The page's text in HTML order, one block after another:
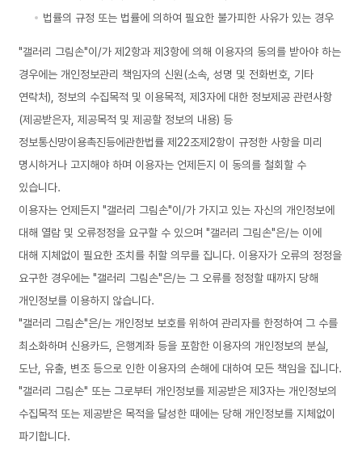
법률의 규정 또는 법률에 의하여 필요한 불가피한 사유가 있는 경우
"갤러리 그림손"이/가 제2항과 제3항에 의해 이용자의 동의를 받아야 하는
경우에는 개인정보관리 책임자의 신원(소속, 성명 및 전화번호, 기타
연락처), 정보의 수집목적 및 이용목적, 제3자에 대한 정보제공 관련사항
(제공받은자, 제공목적 및 제공할 정보의 내용) 등
정보통신망이용촉진등에관한법률 제22조제2항이 규정한 사항을 미리
명시하거나 고지해야 하며 이용자는 언제든지 이 동의를 철회할 수
있습니다.
이용자는 언제든지 "갤러리 그림손"이/가 가지고 있는 자신의 개인정보에
대해 열람 및 오류정정을 요구할 수 있으며 "갤러리 그림손"은/는 이에
대해 지체없이 필요한 조치를 취할 의무를 집니다. 이용자가 오류의 정정을
요구한 경우에는 "갤러리 그림손"은/는 그 오류를 정정할 때까지 당해
개인정보를 이용하지 않습니다.
"갤러리 그림손"은/는 개인정보 보호를 위하여 관리자를 한정하여 그 수를
최소화하며 신용카드, 은행계좌 등을 포함한 이용자의 개인정보의 분실,
도난, 유출, 변조 등으로 인한 이용자의 손해에 대하여 모든 책임을 집니다.
"갤러리 그림손" 또는 그로부터 개인정보를 제공받은 제3자는 개인정보의
수집목적 또는 제공받은 목적을 달성한 때에는 당해 개인정보를 지체없이
파기합니다.